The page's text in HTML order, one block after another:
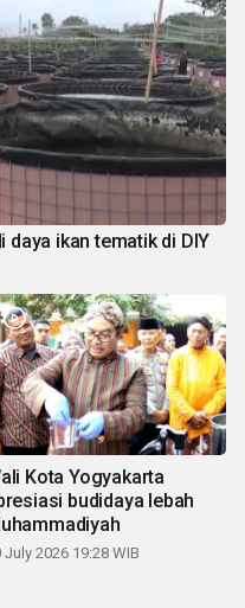
daya ikan tematik di DIY
Kota Yogyakarta
budidaya lebah
July 2026 19:28 WIB